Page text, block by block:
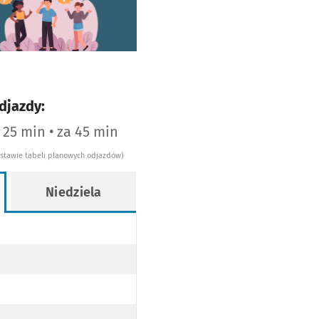
się w nowej karcie
min • za 45 min
tabeli planowych odjazdów)
Niedziela